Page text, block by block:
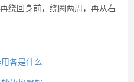
绕回身前，绕圈两周，再从右
各是什么